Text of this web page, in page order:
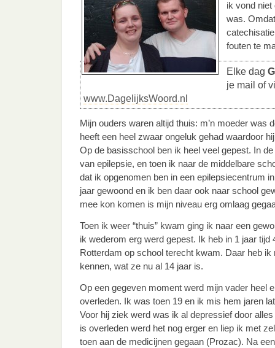
ik vond niet
was.
fouten te
Elke dag
je mail of
www.DagelijksWoord.nl
Mijn ouders waren altijd thuis: m’n moeder was
heeft een heel zwaar ongeluk gehad waardoor
Op de basisschool ben ik heel veel gepest. In
van epilepsie, en toen ik naar de middelbare
dat ik opgenomen ben in een epilepsiecentrum
jaar gewoond en ik ben daar ook naar school
mee kon komen is mijn niveau erg omlaag
Toen ik weer “thuis” kwam ging ik naar een
ik wederom erg werd gepest. Ik heb in 1 jaar tijd
Rotterdam op school terecht kwam. Daar heb ik
kennen, wat ze nu al 14 jaar is.
Op een gegeven moment werd mijn vader heel
overleden. Ik was toen 19 en ik mis hem jaren
Voor hij ziek werd was ik al depressief door
is overleden werd het nog erger en liep ik met
toen aan de medicijnen gegaan (Prozac). Na